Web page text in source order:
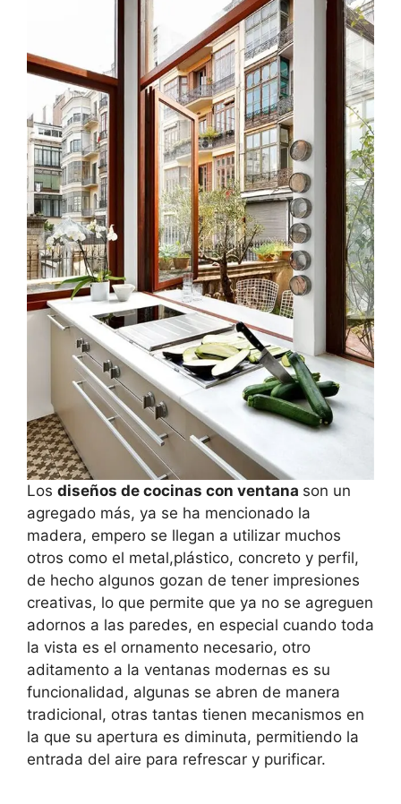
Los diseños de cocinas con ventana son un
agregado más, ya se ha mencionado la
madera, empero se llegan a utilizar muchos
otros como el metal,plástico, concreto y perfil,
de hecho algunos gozan de tener impresiones
creativas, lo que permite que ya no se agreguen
adornos a las paredes, en especial cuando toda
la vista es el ornamento necesario, otro
aditamento a la ventanas modernas es su
funcionalidad, algunas se abren de manera
tradicional, otras tantas tienen mecanismos en
la que su apertura es diminuta, permitiendo la
entrada del aire para refrescar y purificar.